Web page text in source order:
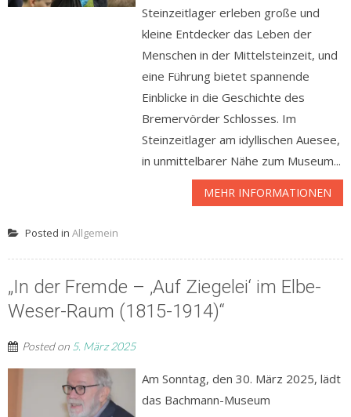
Steinzeitlager erleben große und
kleine Entdecker das Leben der
Menschen in der Mittelsteinzeit, und
eine Führung bietet spannende
Einblicke in die Geschichte des
Bremervörder Schlosses. Im
Steinzeitlager am idyllischen Auesee,
in unmittelbarer Nähe zum Museum...
MEHR INFORMATIONEN
Posted in Allgemein
„In der Fremde – ‚Auf Ziegelei‘ im Elbe-
Weser-Raum (1815-1914)“
Posted on 5. März 2025
Am Sonntag, den 30. März 2025, lädt
das Bachmann-Museum